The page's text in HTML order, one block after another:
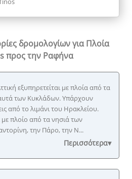
δρομολογίωνγια Πλοία
προς την Ραφήνα
εξυπηρετείται με πλοία από τα
των Κυκλάδων. Υπάρχουν
από το λιμάνι του Ηρακλείου.
πλοίο από τα νησιά των
την Πάρο, την Ν...
Περισσότερα▾